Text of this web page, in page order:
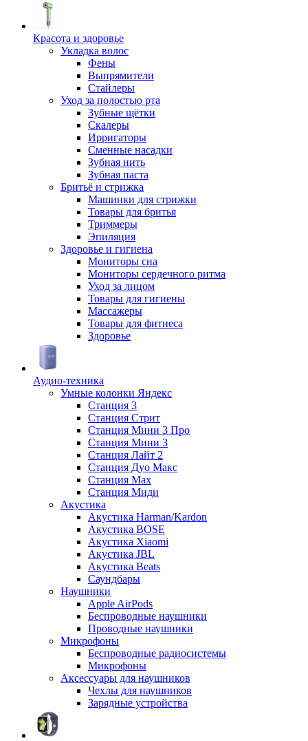
Красота и здоровье
Укладка волос
Фены
Выпрямители
Стайлеры
Уход за полостью рта
Зубные щётки
Скалеры
Ирригаторы
Сменные насадки
Зубная нить
Зубная паста
Бритьё и стрижка
Машинки для стрижки
Товары для бритья
Триммеры
Эпиляция
Здоровье и гигиена
Мониторы сна
Мониторы сердечного ритма
Уход за лицом
Товары для гигиены
Массажеры
Товары для фитнеса
Здоровье
Аудио-техника
Умные колонки Яндекс
Станция 3
Станция Стрит
Станция Мини 3 Про
Станция Мини 3
Станция Лайт 2
Станция Дуо Макс
Станция Max
Станция Миди
Акустика
Акустика Harman/Kardon
Акустика BOSE
Акустика Xiaomi
Акустика JBL
Акустика Beats
Саундбары
Наушники
Apple AirPods
Беспроводные наушники
Проводные наушники
Микрофоны
Беспроводные радиосистемы
Микрофоны
Аксессуары для наушников
Чехлы для наушников
Зарядные устройства